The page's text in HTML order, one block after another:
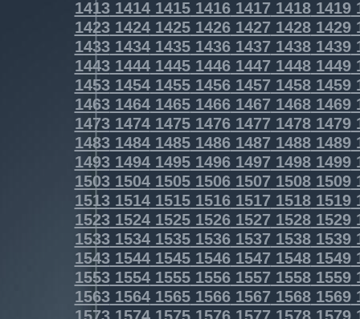
1413141414151416141714181419
1423142414251426142714281429
1433143414351436143714381439
1443144414451446144714481449
1453145414551456145714581459
1463146414651466146714681469
1473147414751476147714781479
1483148414851486148714881489
1493149414951496149714981499
1503150415051506150715081509
1513151415151516151715181519
1523152415251526152715281529
1533153415351536153715381539
1543154415451546154715481549
1553155415551556155715581559
1563156415651566156715681569